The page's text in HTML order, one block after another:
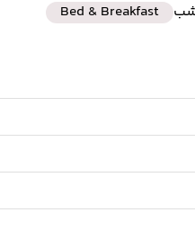
Bed & Breakfast